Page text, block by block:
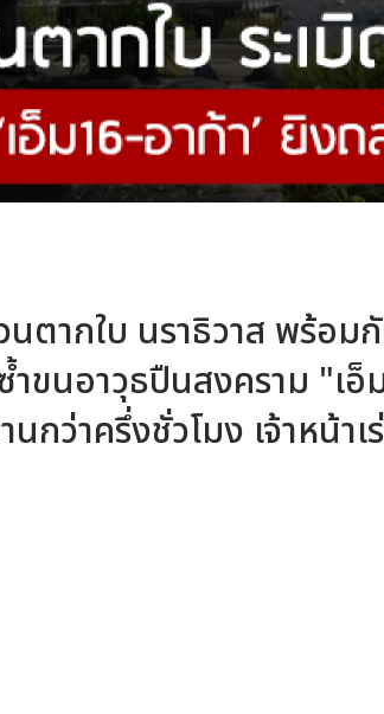
นตากใบ นราธิวาส พร้อม
ำขนอาวุธปืนสงคราม "เ
กว่าครึ่งชั่วโมง เจ้าหน้า